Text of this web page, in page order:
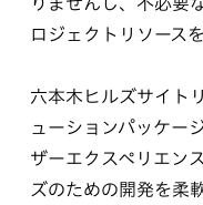
りませんし、不必要
ロジェクトリソース
六本木ヒルズサイト
ューションパッケー
ザーエクスペリエン
ズのための開発を柔